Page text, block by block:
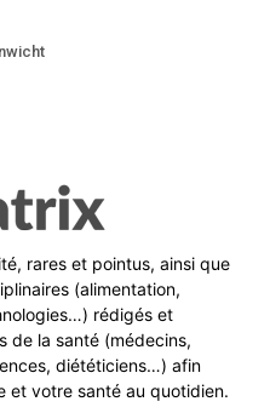
rares et pointus, ainsi que
(alimentation,
rédigés et
de la santé (médecins,
diététiciens…) afin
et votre santé au quotidien.